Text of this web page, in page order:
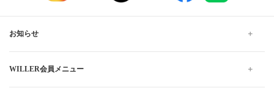
お知らせ
WILLER会員メニュー